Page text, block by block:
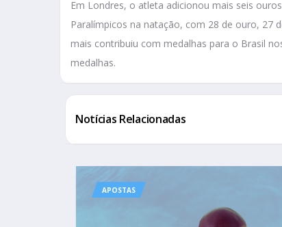
Em Londres, o atleta adicionou mais seis
Paralímpicos na natação, com 28 de ouro, 27
mais contribuiu com medalhas para o Brasil
medalhas.
Notícias Relacionadas
APOSTAS